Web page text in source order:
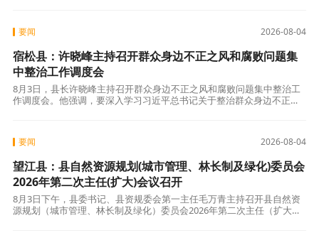
2026-08-04
要闻
宿松县：许晓峰主持召开群众身边不正之风和腐败问题集
中整治工作调度会
8月3日，县长许晓峰主持召开群众身边不正之风和腐败问题集中整治工
作调度会。他强调，要深入学习习近平总书记关于整治群众身边不正之
2026-08-04
要闻
望江县：县自然资源规划(城市管理、林长制及绿化)委员会
2026年第二次主任(扩大)会议召开
8月3日下午，县委书记、县资规委会第一主任毛万青主持召开县自然资
源规划（城市管理、林长制及绿化）委员会2026年第二次主任（扩大）